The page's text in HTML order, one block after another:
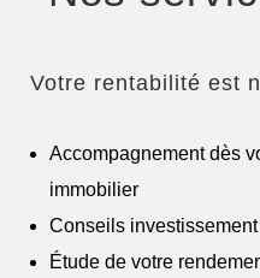
Votre rentabilité est
Accompagnement dès
immobilier
Conseils
Étude de votre